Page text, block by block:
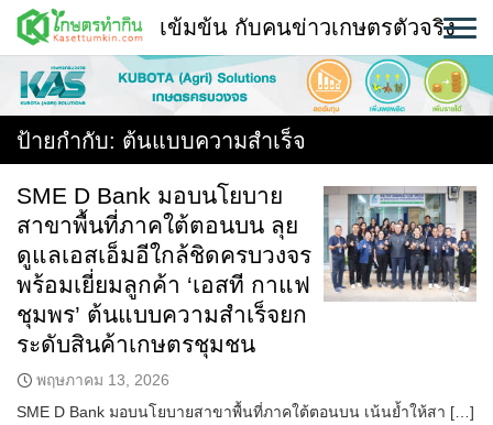
Skip
content
พืช
หน้าแรก
ใคร ทำอะไร ที่ไหน
สถานีข่าววันนี้
เข้มข้น กับคนข่าวเกษตรตัวจริง
ป้ายกำกับ: ต้นแบบความสำเร็จ
SME D Bank มอบนโยบาย
สาขาพื้นที่ภาคใต้ตอนบน ลุย
ดูแลเอสเอ็มอีใกล้ชิดครบวงจร
พร้อมเยี่ยมลูกค้า ‘เอสที กาแฟ
ชุมพร’ ต้นแบบความสำเร็จยก
ระดับสินค้าเกษตรชุมชน
พฤษภาคม 13, 2026
SME D Bank มอบนโยบายสาขาพื้นที่ภาคใต้ตอนบน เน้นย้ำให้สา […]